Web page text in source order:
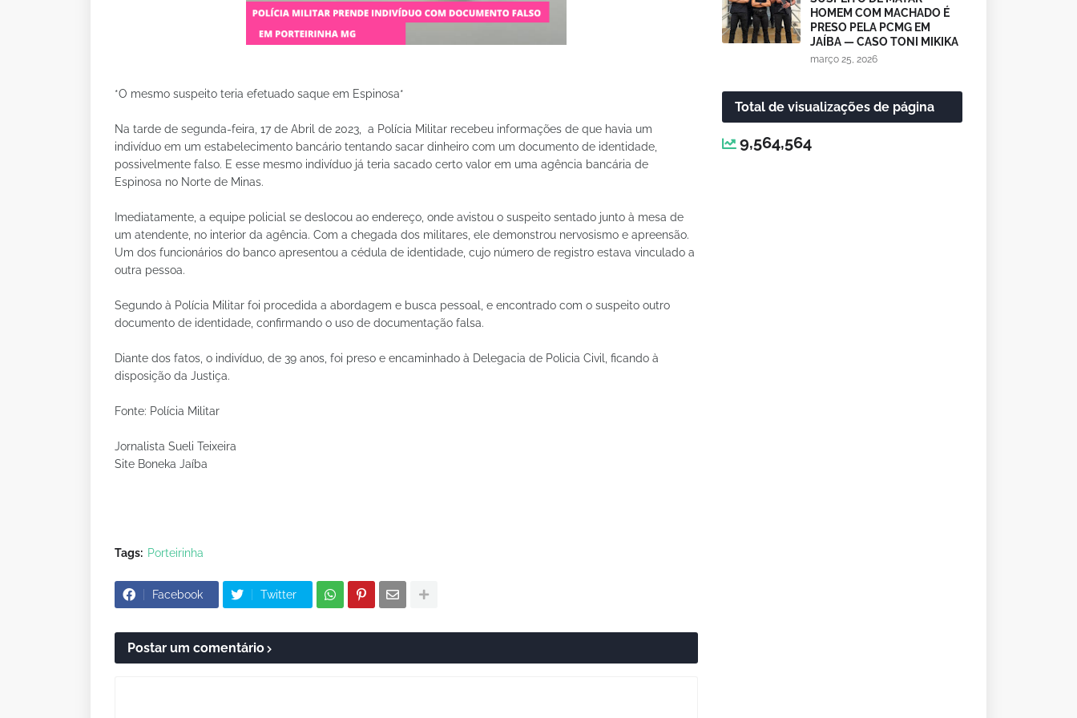
*O mesmo suspeito teria efetuado saque em Espinosa*
Na tarde de segunda-feira, 17 de Abril de 2023, a Polícia Militar recebeu informações de que havia um
indivíduo em um estabelecimento bancário tentando sacar dinheiro com um documento de identidade,
possivelmente falso. E esse mesmo indivíduo já teria sacado certo valor em uma agência bancária de
Espinosa no Norte de Minas.
Imediatamente, a equipe policial se deslocou ao endereço, onde avistou o suspeito sentado junto à mesa de
um atendente, no interior da agência. Com a chegada dos militares, ele demonstrou nervosismo e apreensão.
Um dos funcionários do banco apresentou a cédula de identidade, cujo número de registro estava vinculado a
outra pessoa.
Segundo à Polícia Militar foi procedida a abordagem e busca pessoal, e encontrado com o suspeito outro
documento de identidade, confirmando o uso de documentação falsa.
Diante dos fatos, o indivíduo, de 39 anos, foi preso e encaminhado à Delegacia de Policia Civil, ficando à
disposição da Justiça.
Fonte: Polícia Militar
Jornalista Sueli Teixeira
Site Boneka Jaíba
Tags: Porteirinha
Facebook Twitter
Postar um comentário
HOMEM COM MACHADO É
PRESO PELA PCMG EM
JAÍBA — CASO TONI MIKIKA
março 25, 2026
Total de visualizações de página
9,564,564